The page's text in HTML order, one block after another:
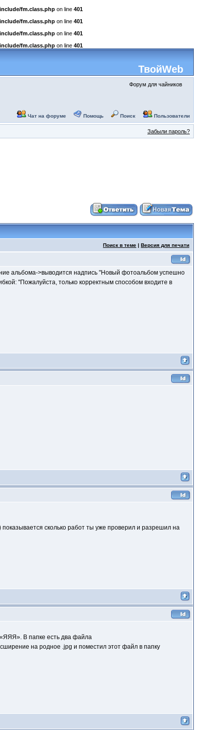
fm.class.php on line 401
fm.class.php on line 401
fm.class.php on line 401
fm.class.php on line 401
ТвойWeb
Форум для чайников
Чат на форуме Помощь Поиск Пользователи
Забыли пароль?
Поиск в теме | Версия для печати
альбома->выводится надпись "Новый фотоальбом успешно
"Пожалуйста, только корректным способом входите в
сколько работ ты уже проверил и разрешил на
«ЯЯЯ». В папке есть два файла
на родное .jpg и поместил этот файл в папку